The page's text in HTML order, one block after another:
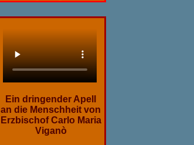
Ein dringender Apell
an die Menschheit von
Erzbischof Carlo Maria
Viganò